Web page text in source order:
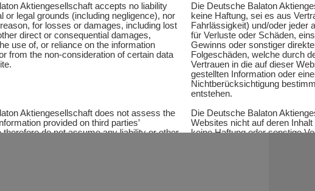
Aktiengesellschaft accepts no liability
or legal grounds (including negligence), nor
for losses or damages, including lost
direct or consequential damages,
use of, or reliance on the information
from the non-consideration of certain data
Die Deutsche Balaton
keine Haftung, sei es aus
Fahrlässigkeit) und/oder jeder
für Verluste oder Schäden,
Gewinns oder sonstiger
Folgeschäden, welche durch
Vertrauen in die auf dieser
gestellten Information oder
Nichtberücksichtigung
entstehen.
Aktiengesellschaft does not assess the
provided on third parties’
therefore do not assume any liability or other
Die Deutsche Balaton
Websites nicht auf deren Inhalt
keine Haftung oder sonstige